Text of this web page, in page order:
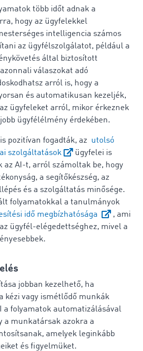
több időt adnak a
hogy az ügyfelekkel
intelligencia számos
az ügyfélszolgálatot, például a
által biztosított
válaszokat adó
arról is, hogy a
és automatikusan kezeljék,
ügyfeleket arról, mikor érkeznek
ügyfélélmény érdekében.
pozitívan fogadták, az utolsó
szolgáltatások
ügyfelei is
az AI-t, arról számoltak be, hogy
a segítőkészség, az
és a szolgáltatás minősége.
folyamatokkal a tanulmányok
idő megbízhatósága
, ami
ügyfél-elégedettséghez, mivel a
jobban kezelhető, ha
kézi vagy ismétlődő munkák
a folyamatok automatizálásával
a munkatársak azokra a
amelyek leginkább
és figyelmüket.